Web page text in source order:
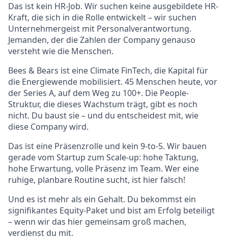
Das ist kein HR-Job. Wir suchen keine ausgebildete HR-
Kraft, die sich in die Rolle entwickelt – wir suchen
Unternehmergeist mit Personalverantwortung.
Jemanden, der die Zahlen der Company genauso
versteht wie die Menschen.
Bees & Bears ist eine Climate FinTech, die Kapital für
die Energiewende mobilisiert. 45 Menschen heute, vor
der Series A, auf dem Weg zu 100+. Die People-
Struktur, die dieses Wachstum trägt, gibt es noch
nicht. Du baust sie – und du entscheidest mit, wie
diese Company wird.
Das ist eine Präsenzrolle und kein 9-to-5. Wir bauen
gerade vom Startup zum Scale-up: hohe Taktung,
hohe Erwartung, volle Präsenz im Team. Wer eine
ruhige, planbare Routine sucht, ist hier falsch!
Und es ist mehr als ein Gehalt. Du bekommst ein
signifikantes Equity-Paket und bist am Erfolg beteiligt
– wenn wir das hier gemeinsam groß machen,
verdienst du mit.